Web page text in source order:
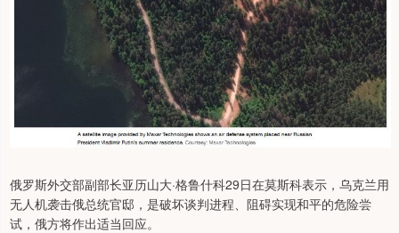
俄罗斯外交部副部长亚历山大·格鲁什科29日在莫斯科表示，乌克兰用
无人机袭击俄总统官邸，是破坏谈判进程、阻碍实现和平的危险尝
试，俄方将作出适当回应。